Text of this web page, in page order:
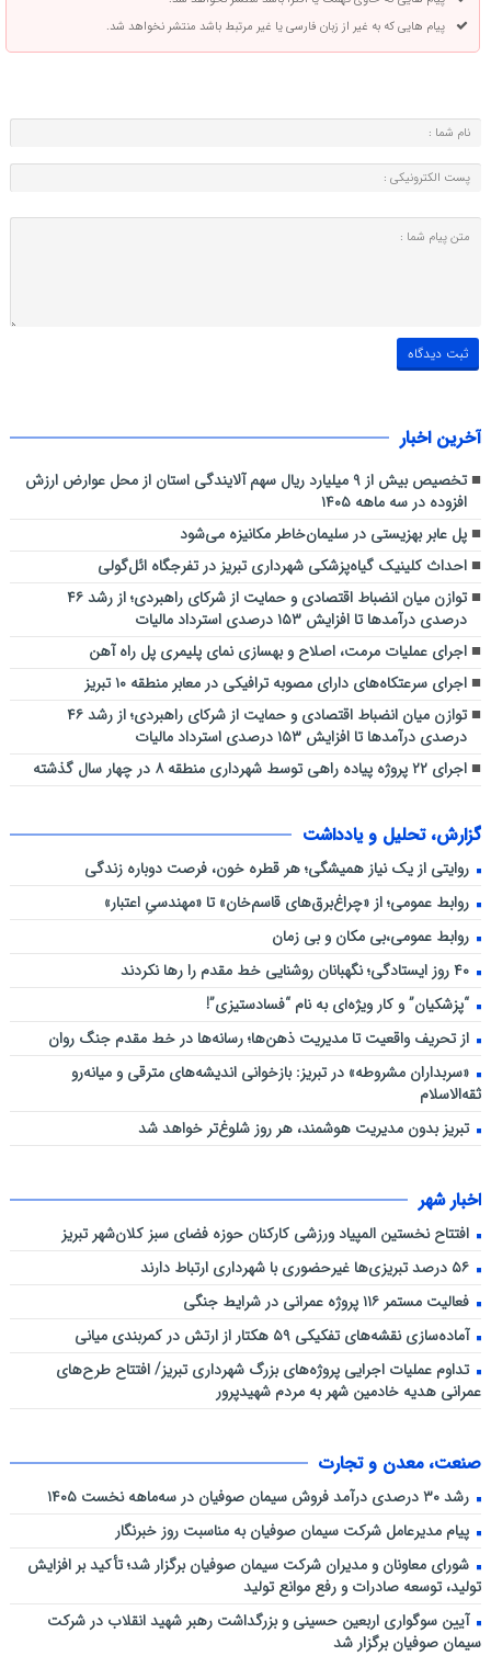
پیام هایی که به غیر از زبان فارسی یا غیر مرتبط باشد منتشر نخواهد شد.
آخرین اخبار
تخصیص بیش از ۹ میلیارد ریال سهم آلایندگی استان از محل عوارض ارزش
افزوده در سه ماهه ۱۴۰۵
پل عابر بهزیستی در سلیمان‌خاطر مکانیزه می‌شود
احداث کلینیک گیاه‌پزشکی شهرداری تبریز در تفرجگاه ائل‌گولی
توازن میان انضباط اقتصادی و حمایت از شرکای راهبردی؛ از رشد ۴۶
درصدی درآمدها تا افزایش ۱۵۳ درصدی استرداد مالیات
اجرای عملیات مرمت، اصلاح و بهسازی نمای پلیمری پل راه آهن
اجرای سرعتکاه‌های دارای مصوبه ترافیکی در معابر منطقه ۱۰ تبریز
توازن میان انضباط اقتصادی و حمایت از شرکای راهبردی؛ از رشد ۴۶
درصدی درآمدها تا افزایش ۱۵۳ درصدی استرداد مالیات
اجرای ۲۲ پروژه پیاده راهی توسط شهرداری منطقه ۸ در چهار سال گذشته
گزارش، تحلیل و یادداشت
روایتی از یک نیاز همیشگی؛ هر قطره خون، فرصت دوباره زندگی
روابط عمومی؛ از «چراغ‌برق‌های قاسم‌خان» تا «مهندسیِ اعتبار»
روابط عمومی،بی مکان و بی زمان
۴۰ روز ایستادگی؛ نگهبانان روشنایی خط مقدم را رها نکردند
“پزشکیان” و کار ویژه‌ای به نام “فسادستیزی”!
از تحریف واقعیت تا مدیریت ذهن‌ها؛ رسانه‌ها در خط مقدم جنگ روان
«سربداران مشروطه» در تبریز: بازخوانی اندیشه‌های مترقی و میانه‌رو
ثقه‌الاسلام
تبریز بدون مدیریت هوشمند، هر روز شلوغ‌تر خواهد شد
اخبار شهر
افتتاح نخستین المپیاد ورزشی کارکنان حوزه فضای سبز کلان‌شهر تبریز
۵۶ درصد تبریزی‌ها غیرحضوری با شهرداری ارتباط دارند
فعالیت مستمر ۱۱۶ پروژه عمرانی در شرایط جنگی
آماده‌سازی نقشه‌های تفکیکی ۵۹ هکتار از ارتش در کمربندی میانی
تداوم عملیات اجرایی پروژه‌های بزرگ شهرداری تبریز/ افتتاح طرح‌های
عمرانی هدیه خادمین شهر به مردم شهیدپرور
صنعت، معدن و تجارت
رشد ۳۰ درصدی درآمد فروش سیمان صوفیان در سه‌ماهه نخست ۱۴۰۵
پیام مدیرعامل شرکت سیمان صوفیان به مناسبت روز خبرنگار
شورای معاونان و مدیران شرکت سیمان صوفیان برگزار شد؛ تأکید بر افزایش
تولید، توسعه صادرات و رفع موانع تولید
آیین سوگواری اربعین حسینی و بزرگداشت رهبر شهید انقلاب در شرکت
سیمان صوفیان برگزار شد